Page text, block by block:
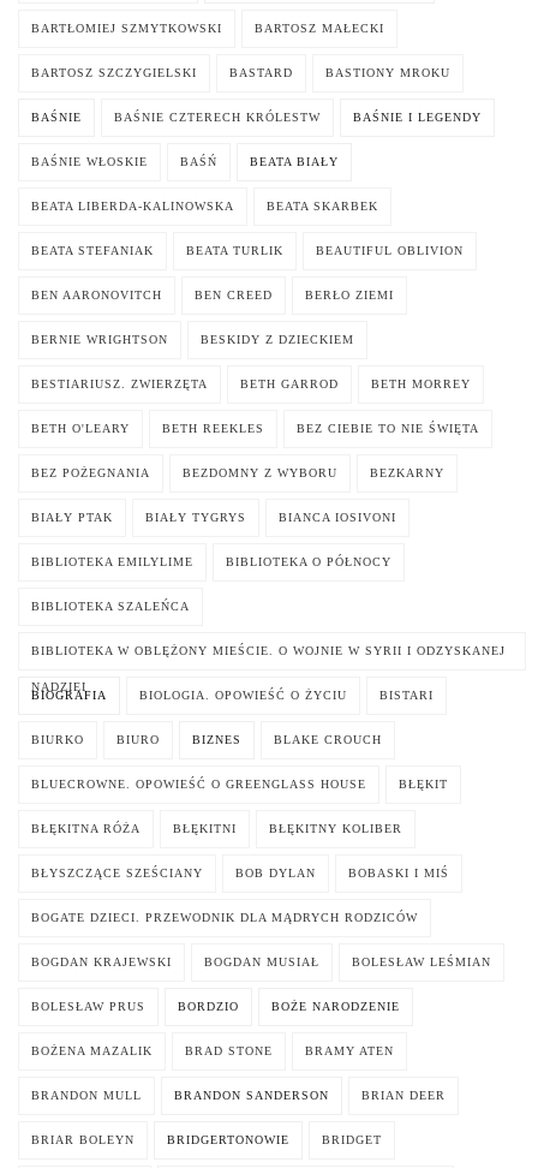
BARTŁOMIEJ SZMYTKOWSKI BARTOSZ MAŁECKI
BARTOSZ SZCZYGIELSKI BASTARD BASTIONY MROKU
BAŚNIE BAŚNIE CZTERECH KRÓLESTW BAŚNIE I LEGENDY
BAŚNIE WŁOSKIE BAŚŃ BEATA BIAŁY
BEATA LIBERDA-KALINOWSKA BEATA SKARBEK
BEATA STEFANIAK BEATA TURLIK BEAUTIFUL OBLIVION
BEN AARONOVITCH BEN CREED BERŁO ZIEMI
BERNIE WRIGHTSON BESKIDY Z DZIECKIEM
BESTIARIUSZ. ZWIERZĘTA BETH GARROD BETH MORREY
BETH O'LEARY BETH REEKLES BEZ CIEBIE TO NIE ŚWIĘTA
BEZ POŻEGNANIA BEZDOMNY Z WYBORU BEZKARNY
BIAŁY PTAK BIAŁY TYGRYS BIANCA IOSIVONI
BIBLIOTEKA EMILYLIME BIBLIOTEKA O PÓŁNOCY
BIBLIOTEKA SZALEŃCA
BIBLIOTEKA W OBLĘŻONY MIEŚCIE. O WOJNIE W SYRII I ODZYSKANEJ
NADZIEI
BIOGRAFIA BIOLOGIA. OPOWIEŚĆ O ŻYCIU BISTARI
BIURKO BIURO BIZNES BLAKE CROUCH
BLUECROWNE. OPOWIEŚĆ O GREENGLASS HOUSE BŁĘKIT
BŁĘKITNA RÓŻA BŁĘKITNI BŁĘKITNY KOLIBER
BŁYSZCZĄCE SZEŚCIANY BOB DYLAN BOBASKI I MIŚ
BOGATE DZIECI. PRZEWODNIK DLA MĄDRYCH RODZICÓW
BOGDAN KRAJEWSKI BOGDAN MUSIAŁ BOLESŁAW LEŚMIAN
BOLESŁAW PRUS BORDZIO BOŻE NARODZENIE
BOŻENA MAZALIK BRAD STONE BRAMY ATEN
BRANDON MULL BRANDON SANDERSON BRIAN DEER
BRIAR BOLEYN BRIDGERTONOWIE BRIDGET